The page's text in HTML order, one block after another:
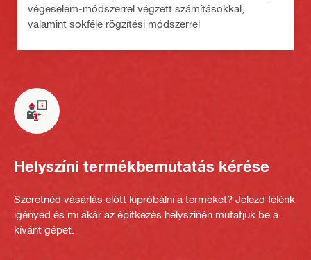
végeselem-módszerrel végzett számításokkal,
valamint sokféle rögzítési módszerrel
Helyszíni termékbemutatás kérése
Szeretnéd vásárlás előtt kipróbálni a terméket? Jelezd felénk
igényed és mi akár az építkezés helyszínén mutatjuk be a
kívánt gépet.